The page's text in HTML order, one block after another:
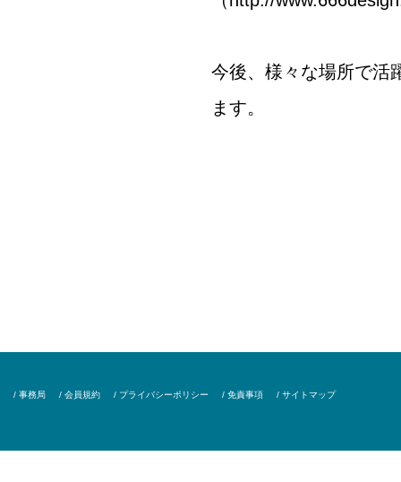
今後、様々な場所で活
ます。
/ 事務局 / 会員規約 / プライバシーポリシー / 免責事項 / サイトマップ